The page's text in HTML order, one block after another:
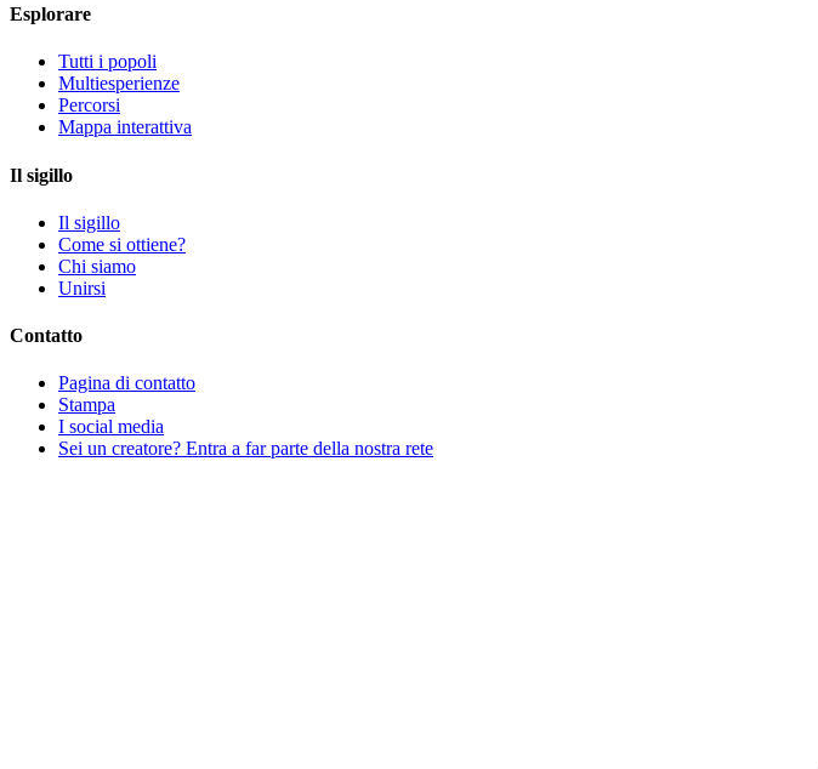
Esplorare
Tutti i popoli
Multiesperienze
Percorsi
Mappa interattiva
Il sigillo
Il sigillo
Come si ottiene?
Chi siamo
Unirsi
Contatto
Pagina di contatto
Stampa
I social media
Sei un creatore? Entra a far parte della nostra rete